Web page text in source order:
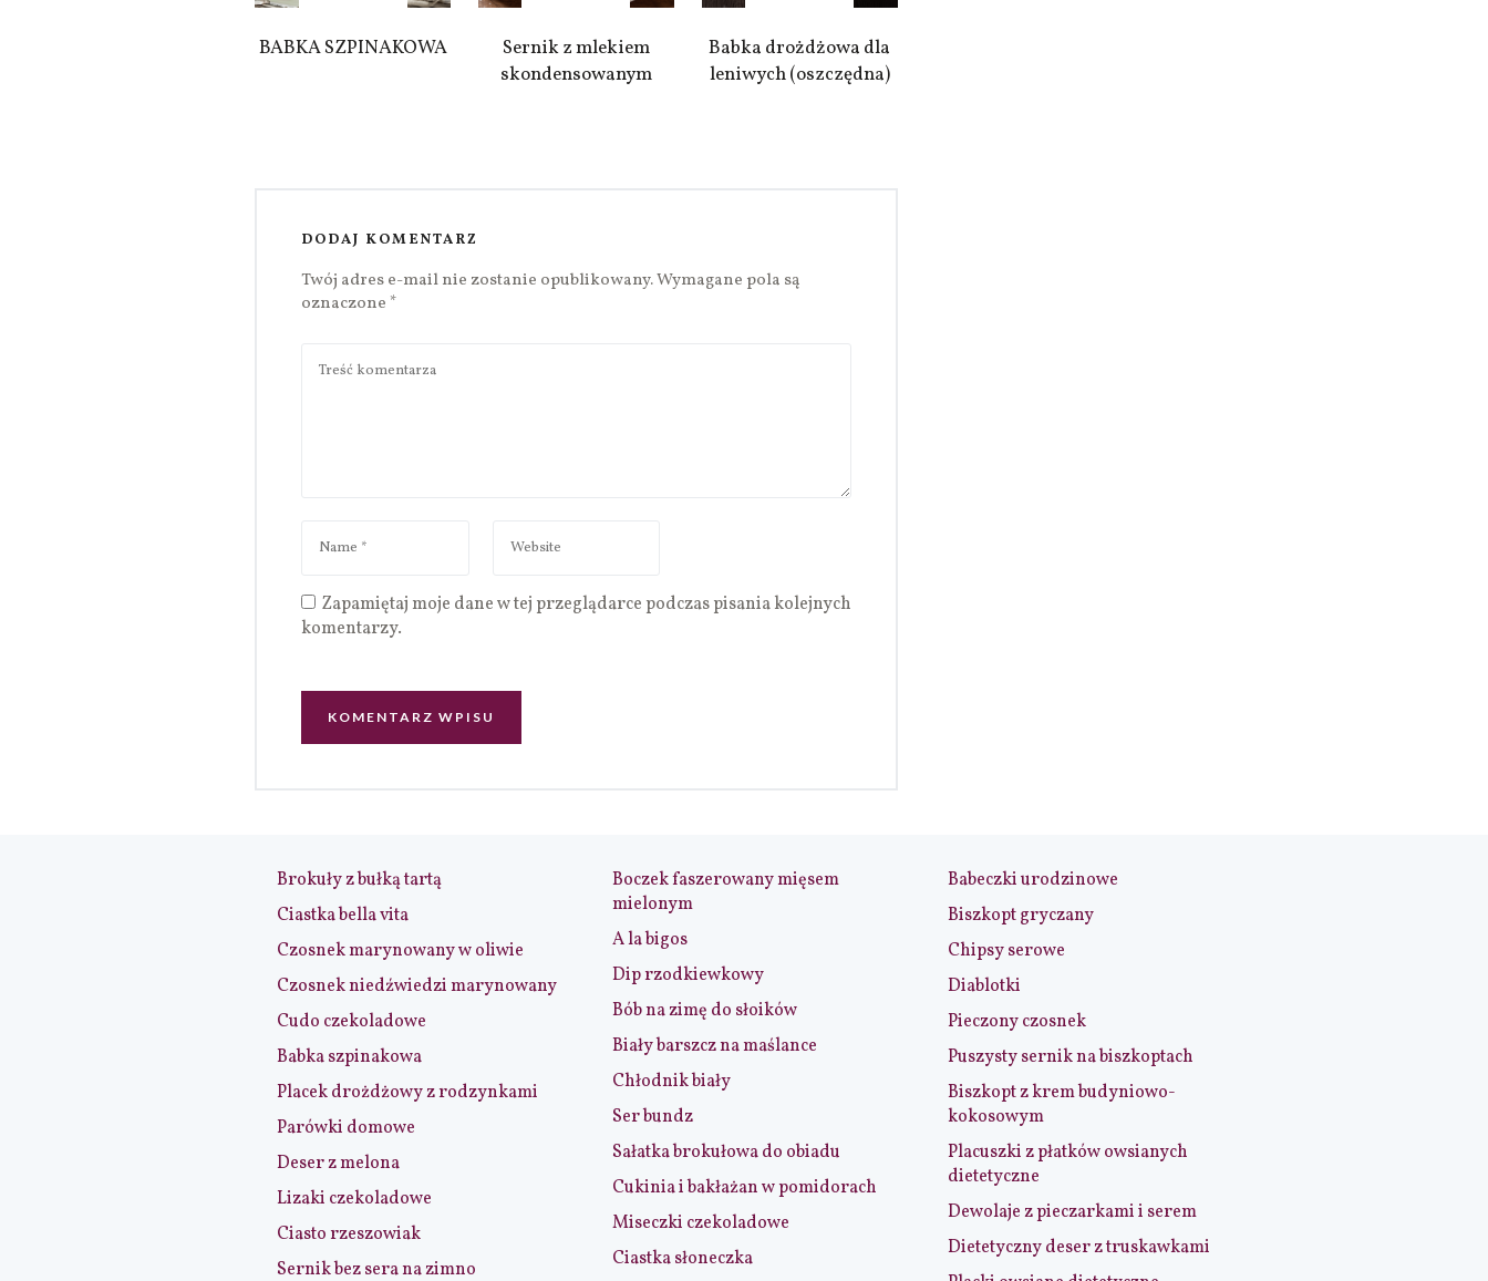
BABKA SZPINAKOWA
Sernik z mlekiem
skondensowanym
Babka drożdżowa dla
leniwych (oszczędna)
DODAJ KOMENTARZ
Twój adres e-mail nie zostanie opublikowany.Wymagane pola są
oznaczone *
Zapamiętaj moje dane w tej przeglądarce podczas pisania kolejnych
komentarzy.
Brokuły z bułką tartą
Ciastka bella vita
Czosnek marynowany w oliwie
Czosnek niedźwiedzi marynowany
Cudo czekoladowe
Babka szpinakowa
Placek drożdżowy z rodzynkami
Parówki domowe
Deser z melona
Lizaki czekoladowe
Ciasto rzeszowiak
Sernik bez sera na zimno
Boczek faszerowany mięsem
mielonym
A la bigos
Dip rzodkiewkowy
Bób na zimę do słoików
Biały barszcz na maślance
Chłodnik biały
Ser bundz
Sałatka brokułowa do obiadu
Cukinia i bakłażan w pomidorach
Miseczki czekoladowe
Ciastka słoneczka
Babeczki urodzinowe
Biszkopt gryczany
Chipsy serowe
Diablotki
Pieczony czosnek
Puszysty sernik na biszkoptach
Biszkopt z krem budyniowo-
kokosowym
Placuszki z płatków owsianych
dietetyczne
Dewolaje z pieczarkami i serem
Dietetyczny deser z truskawkami